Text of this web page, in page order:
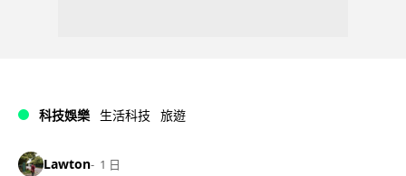
科技娛樂 生活科技 旅遊
Lawton 1 日